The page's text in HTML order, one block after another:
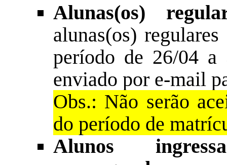
Alunas(os)
alunas(os)
período de 26/04
enviado por e-mail
Obs.: Não serão
do período de
Alunos